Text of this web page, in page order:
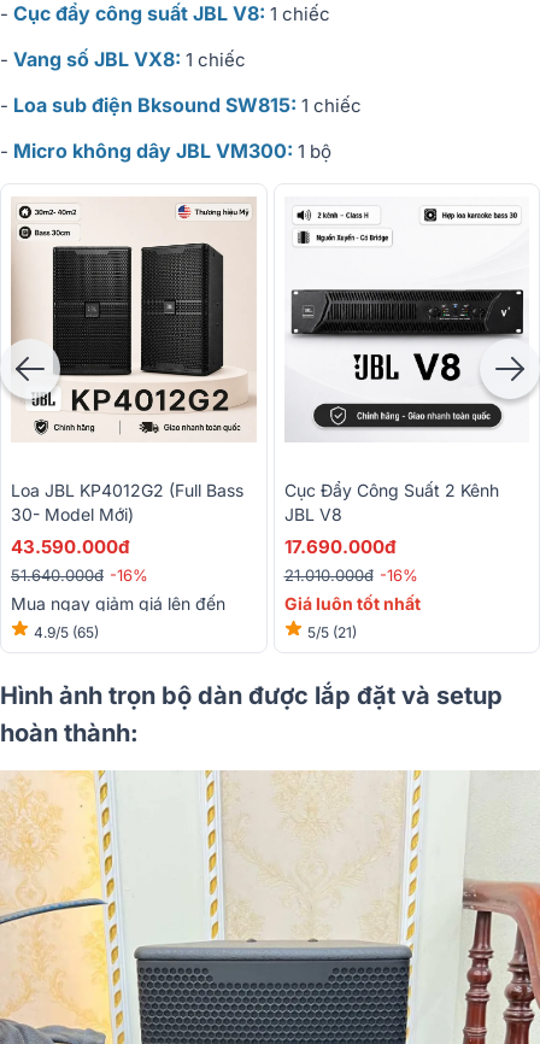
- Cục đẩy công suất JBL V8: 1 chiếc
- Vang số JBL VX8: 1 chiếc
- Loa sub điện Bksound SW815: 1 chiếc
- Micro không dây JBL VM300: 1 bộ
Loa JBL KP4012G2 (full Bass
30- Model Mới)
43.590.000đ
51.640.000đ -16%
Mua ngay giảm giá lên đến
15%4.9/5 (65)
Cục Đẩy Công Suất 2 Kênh
JBL V8
17.690.000đ
21.010.000đ -16%
Giá luôn tốt nhất
5/5 (21)
Hình ảnh trọn bộ dàn được lắp đặt và setup
hoàn thành: